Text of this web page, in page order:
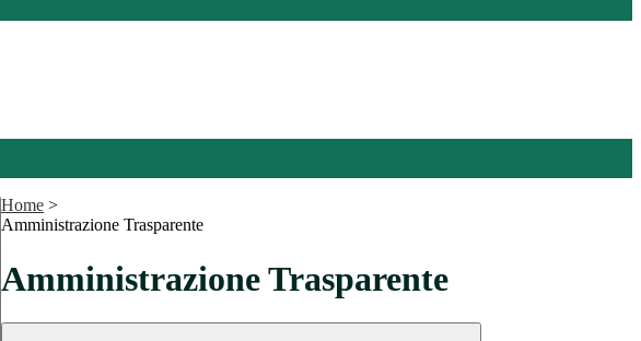
Home >
Amministrazione Trasparente
Amministrazione Trasparente